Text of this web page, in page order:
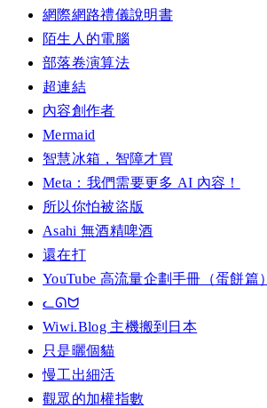
網際網路禮儀說明書
陌生人的電腦
部落卷演算法
超連結
內容創作者
Mermaid
智慧冰箱，智障才買
Meta：我們需要更多 AI 內容！
所以你怕被盜版
Asahi 無酒精啤酒
還在打
YouTube 高流量企劃手冊（蛋餅篇）
ᓚᘏᗢ
Wiwi.Blog 主機搬到日本
只是曬個貓
慢工出細活
觀眾的加權指數